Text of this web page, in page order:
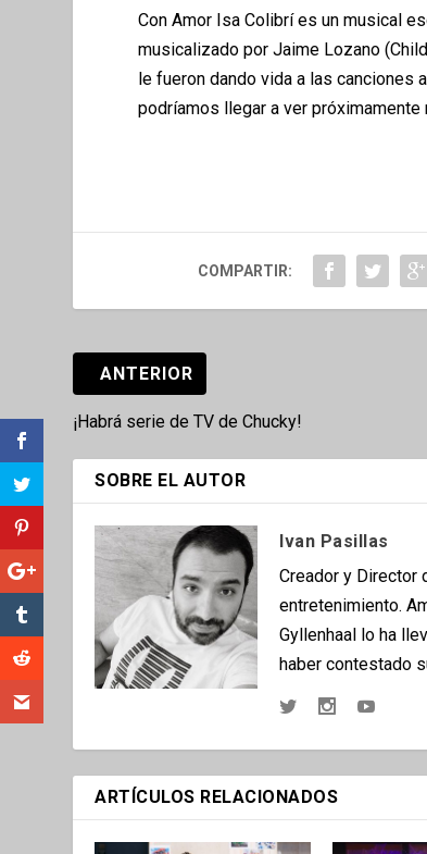
Con Amor Isa Colibrí es un musical
musicalizado por Jaime Lozano
le fueron dando vida a las canciones
podríamos llegar a ver
COMPARTIR:
ANTERIOR
¡Habrá serie de TV de Chucky!
SOBRE EL AUTOR
Ivan Pasillas
Creador y Director
entretenimiento.
Gyllenhaal lo ha
haber contestado
ARTÍCULOS RELACIONADOS